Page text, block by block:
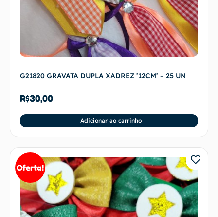
G21820 GRAVATA DUPLA XADREZ ’12CM’ – 25 UN
R$30,00
Adicionar ao carrinho
Oferta!